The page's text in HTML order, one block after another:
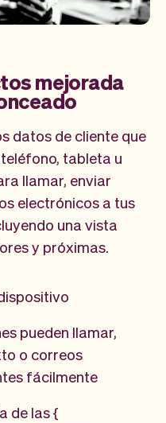
mejorada
datos de cliente que
tableta u
llamar, enviar
electrónicos a tus
una vista
y próximas.
pueden llamar,
o correos
fácilmente
de las {